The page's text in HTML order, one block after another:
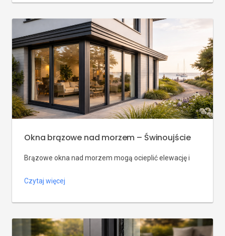
Okna brązowe nad morzem – Świnoujście
Brązowe okna nad morzem mogą ocieplić elewację i
drzwi, rolet i parametrów technicznych.
Czytaj więcej